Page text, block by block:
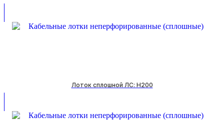
Лоток сплошной ЛС: H200